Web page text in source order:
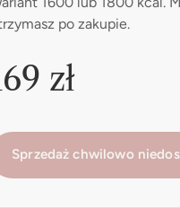
po zakupie.
zł
Sprzedaż chwilowo